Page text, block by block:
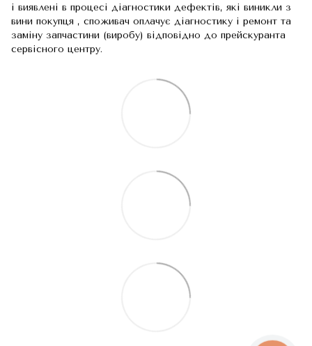
і виявлені в процесі діагностики дефектів, які виникли з
вини покупця , споживач оплачує діагностику і ремонт та
заміну запчастини (виробу) відповідно до прейскуранта
сервісного центру.